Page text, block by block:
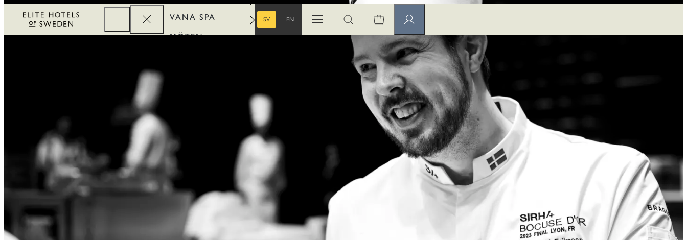
VANA SPA
MÖTEN
SV
EN
Öppna menynÖppna sök Medlemssidor